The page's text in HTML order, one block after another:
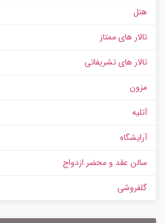
هتل
تالار های ممتاز
تالار های تشریفاتی
مزون
آتلیه
آرایشگاه
سالن عقد و محضر ازدواج
گلفروشی